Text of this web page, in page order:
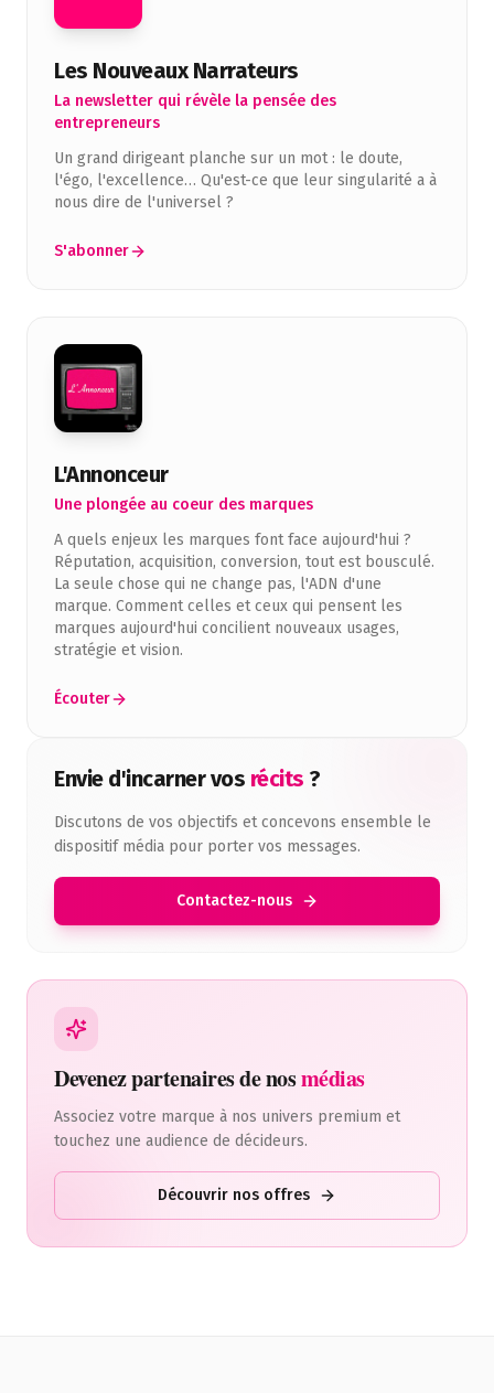
Les Nouveaux Narrateurs
La newsletter qui révèle la pensée des
entrepreneurs
Un grand dirigeant planche sur un mot : le doute,
l'égo, l'excellence… Qu'est-ce que leur singularité a à
nous dire de l'universel ?
S'abonner
L'Annonceur
Une plongée au coeur des marques
A quels enjeux les marques font face aujourd'hui ?
Réputation, acquisition, conversion, tout est bousculé.
La seule chose qui ne change pas, l'ADN d'une
marque. Comment celles et ceux qui pensent les
marques aujourd'hui concilient nouveaux usages,
stratégie et vision.
Écouter
Envie d'incarner vos récits ?
Discutons de vos objectifs et concevons ensemble le
dispositif média pour porter vos messages.
Contactez-nous
Devenez partenaires de nosmédias
Associez votre marque à nos univers premium et
touchez une audience de décideurs.
Découvrir nos offres